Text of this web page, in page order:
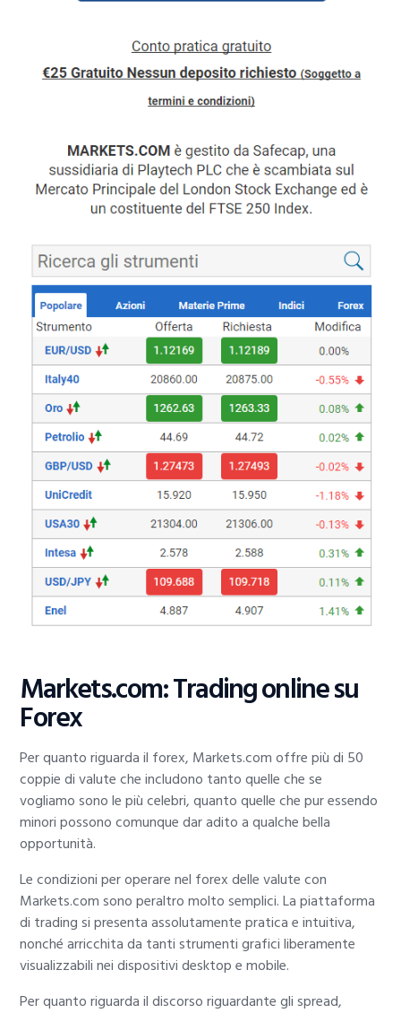
Markets.com: Trading online su
Forex
Per quanto riguarda il forex, Markets.com offre più di 50
coppie di valute che includono tanto quelle che se
vogliamo sono le più celebri, quanto quelle che pur essendo
minori possono comunque dar adito a qualche bella
opportunità.
Le condizioni per operare nel forex delle valute con
Markets.com sono peraltro molto semplici. La piattaforma
di trading si presenta assolutamente pratica e intuitiva,
nonché arricchita da tanti strumenti grafici liberamente
visualizzabili nei dispositivi desktop e mobile.
Per quanto riguarda il discorso riguardante gli spread,